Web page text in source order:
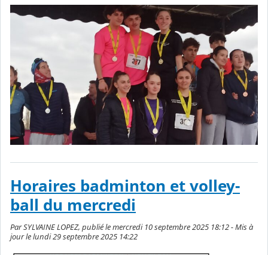
Horaires badminton et volley-
ball du mercredi
Par SYLVAINE LOPEZ, publié le mercredi 10 septembre 2025 18:12 - Mis à
jour le lundi 29 septembre 2025 14:22